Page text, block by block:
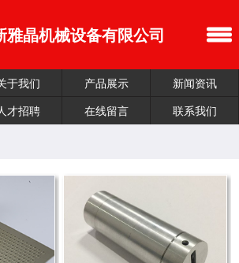
雅晶机械设备有限公司
于我们 产品展示
新闻资讯
才招聘 在线留言 联系我们